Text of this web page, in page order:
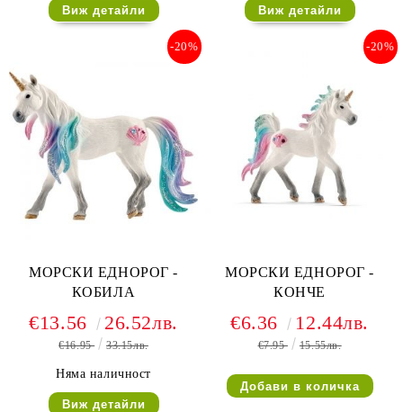
Виж детайли Виж детайли
МОРСКИ ЕДНОРОГ -
КОБИЛА
-20%
€13.56 26.52лв.
€16.95 33.15лв.
Няма наличност
Виж детайли
МОРСКИ ЕДНОРОГ -
КОНЧЕ
-20%
€6.36 12.44лв.
€7.95 15.55лв.